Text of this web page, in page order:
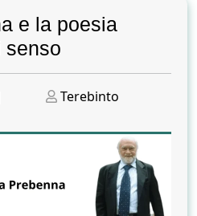
e la poesia
senso
Posted
Terebinto